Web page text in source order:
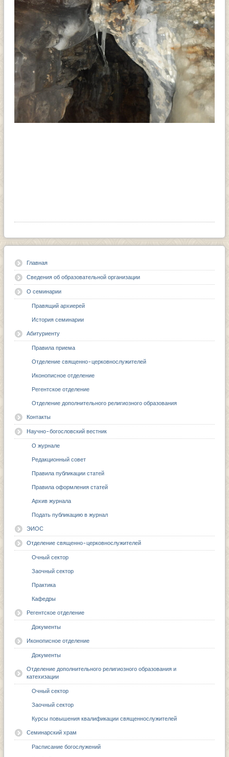
Главная
Сведения об образовательной организации
О семинарии
Правящий архиерей
История семинарии
Абитуриенту
Правила приема
Отделение священно-церковнослужителей
Иконописное отделение
Регентское отделение
Отделение дополнительного религиозного образования
Контакты
Научно-богословский вестник
О журнале
Редакционный совет
Правила публикации статей
Правила оформления статей
Архив журнала
Подать публикацию в журнал
ЭИОС
Отделение священно-церковнослужителей
Очный сектор
Заочный сектор
Практика
Кафедры
Регентское отделение
Документы
Иконописное отделение
Документы
Отделение дополнительного религиозного образования и
катехизации
Очный сектор
Заочный сектор
Курсы повышения квалификации священнослужителей
Семинарский храм
Расписание богослужений